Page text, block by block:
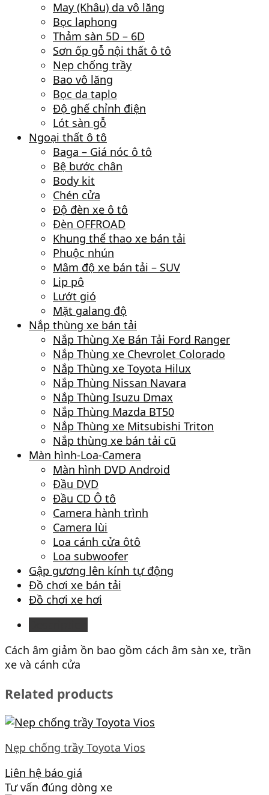
May (Khâu) da vô lăng
Bọc laphong
Thảm sàn 5D – 6D
Sơn ốp gỗ nội thất ô tô
Nẹp chống trầy
Bao vô lăng
Bọc da taplo
Độ ghế chỉnh điện
Lót sàn gỗ
Ngoại thất ô tô
Baga – Giá nóc ô tô
Bệ bước chân
Body kit
Chén cửa
Độ đèn xe ô tô
Đèn OFFROAD
Khung thể thao xe bán tải
Phuộc nhún
Mâm độ xe bán tải – SUV
Lip pô
Lướt gió
Mặt galang độ
Nắp thùng xe bán tải
Nắp Thùng Xe Bán Tải Ford Ranger
Nắp Thùng xe Chevrolet Colorado
Nắp Thùng xe Toyota Hilux
Nắp Thùng Nissan Navara
Nắp Thùng Isuzu Dmax
Nắp Thùng Mazda BT50
Nắp Thùng xe Mitsubishi Triton
Nắp thùng xe bán tải cũ
Màn hình-Loa-Camera
Màn hình DVD Android
Đầu DVD
Đầu CD Ô tô
Camera hành trình
Camera lùi
Loa cánh cửa ôtô
Loa subwoofer
Gập gương lên kính tự động
Đồ chơi xe bán tải
Đồ chơi xe hơi
Cách âm giảm ồn bao gồm cách âm sàn xe, trần
xe và cánh cửa
Related products
Nẹp chống trầy Toyota Vios
Liên hệ báo giá
Tư vấn đúng dòng xe